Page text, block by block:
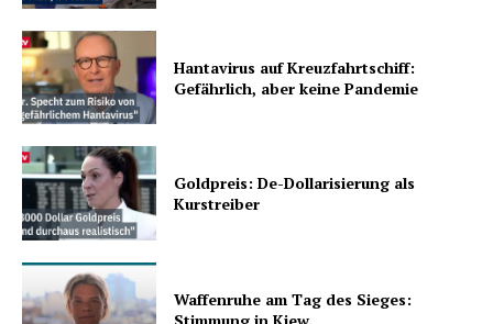
Hantavirus auf Kreuzfahrtschiff:
Gefährlich, aber keine Pandemie
Goldpreis: De-Dollarisierung als
Kurstreiber
Waffenruhe am Tag des Sieges: